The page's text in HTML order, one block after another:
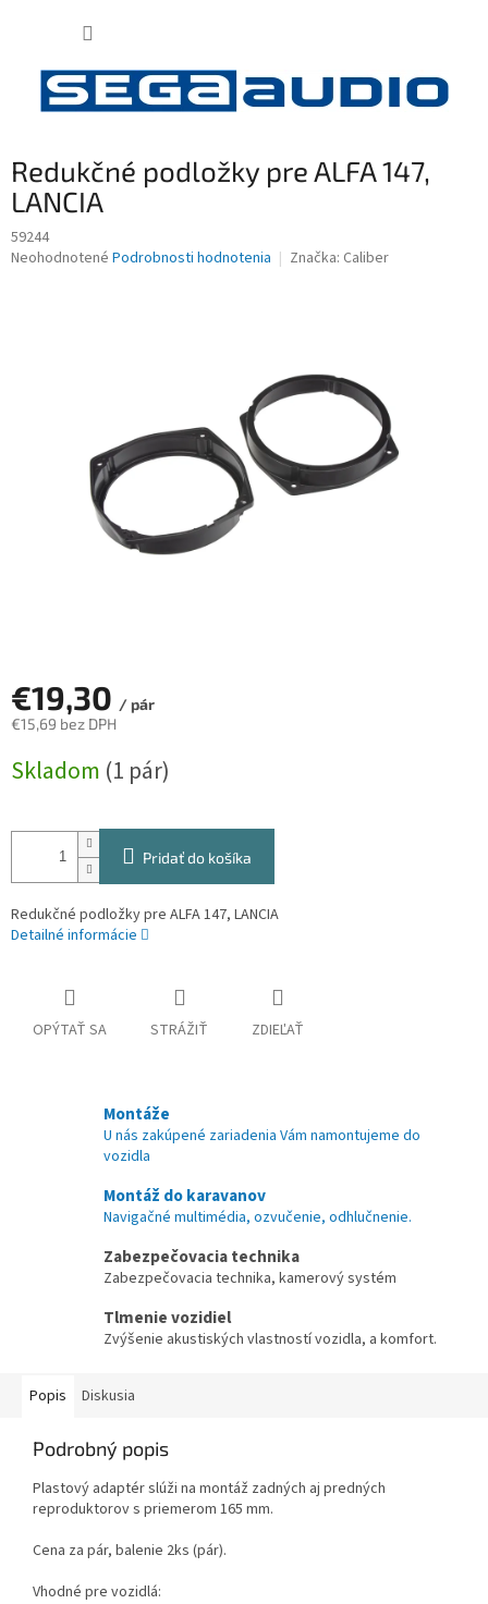
Redukčné podložky pre ALFA 147,
LANCIA
59244
Priemerné
Neohodnotené Podrobnosti hodnotenia Značka: Caliber
€19,30 / pár
€15,69 bez DPH
cena:
Skladom (1 pár)
Pridať do košíka
Redukčné podložky pre ALFA 147, LANCIA
Detailné informácie
OPÝTAŤ SA STRÁŽIŤ ZDIEĽAŤ
Montáže
U nás zakúpené zariadenia Vám namontujeme do
vozidla
Montáž do karavanov
Navigačné multimédia, ozvučenie, odhlučnenie.
Zabezpečovacia technika
Zabezpečovacia technika, kamerový systém
Tlmenie vozidiel
Zvýšenie akustiských vlastností vozidla, a komfort.
Popis Diskusia
Podrobný popis
Plastový adaptér slúži na montáž zadných aj predných
reproduktorov s priemerom 165 mm.
Cena za pár, balenie 2ks (pár).
Vhodné pre vozidlá: